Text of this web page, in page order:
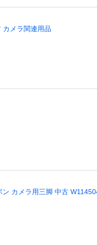
カメラ関連用品
カメラ用三脚 中古